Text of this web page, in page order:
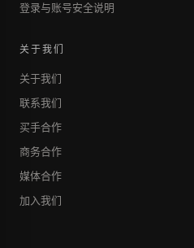
登录与账号安全说明
关于我们
关于我们
联系我们
买手合作
商务合作
媒体合作
加入我们